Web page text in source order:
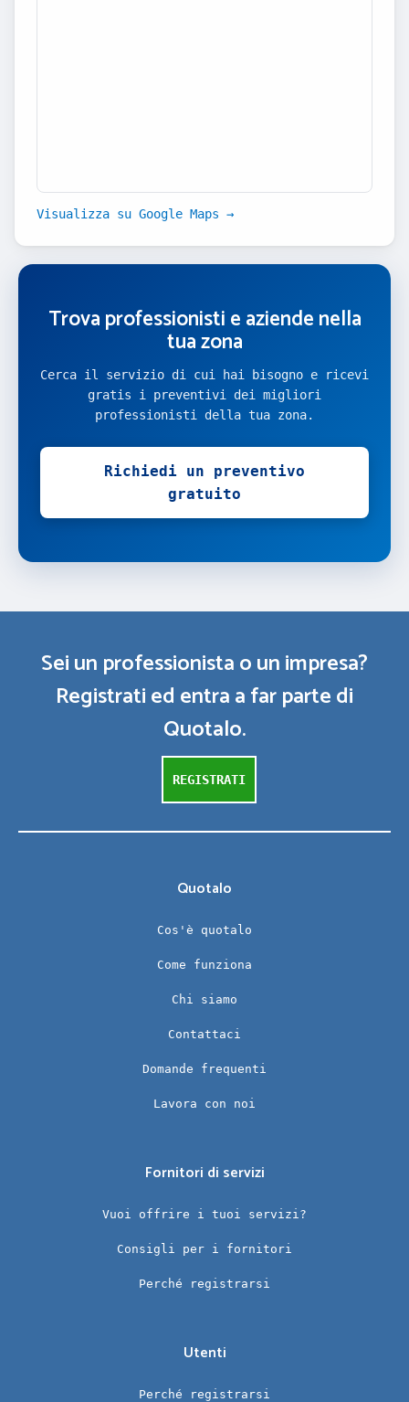
Visualizza su Google Maps →
Trova professionisti e aziende nella
tua zona
Cerca il servizio di cui hai bisogno e ricevi
gratis i preventivi dei migliori
professionisti della tua zona.
Richiedi un preventivo
gratuito
Sei un professionista o un impresa?
Registrati ed entra a far parte di
Quotalo.
REGISTRATI
Quotalo
Cos'è quotalo
Come funziona
Chi siamo
Contattaci
Domande frequenti
Lavora con noi
Fornitori di servizi
Vuoi offrire i tuoi servizi?
Consigli per i fornitori
Perché registrarsi
Utenti
Perché registrarsi